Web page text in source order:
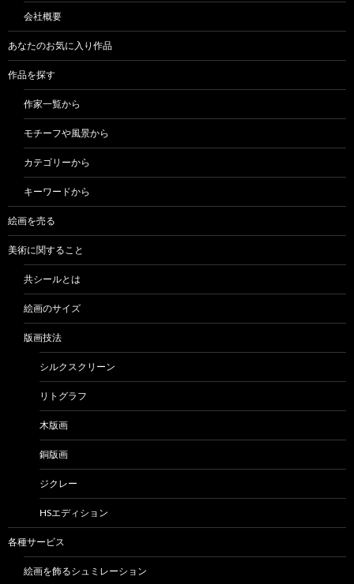
会社概要
あなたのお気に入り作品
作品を探す
作家一覧から
モチーフや風景から
カテゴリーから
キーワードから
絵画を売る
美術に関すること
共シールとは
絵画のサイズ
版画技法
シルクスクリーン
リトグラフ
木版画
銅版画
ジクレー
HSエディション
各種サービス
絵画を飾るシュミレーション